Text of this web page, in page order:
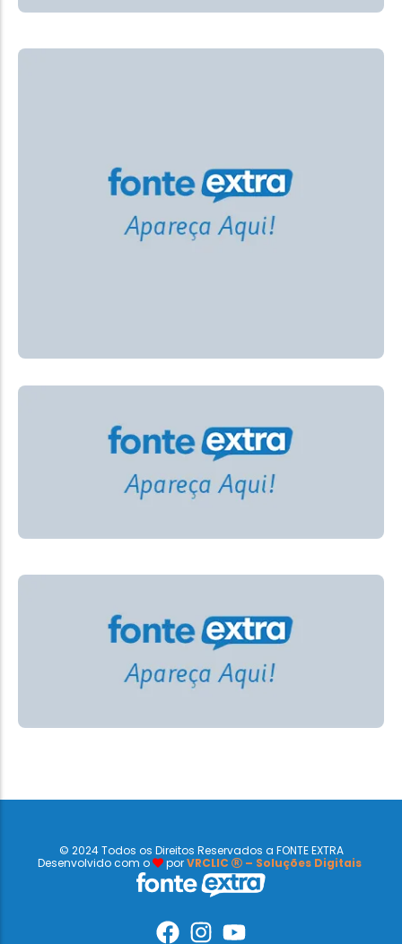
© 2024 Todos os Direitos Reservados a FONTE EXTRA
Desenvolvido com o
porVRCLIC – Soluções Digitais